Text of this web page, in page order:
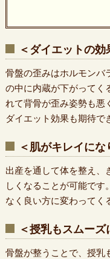
＜ダイエットの効
骨盤の歪みはホルモンバ
の中に内蔵が下がってく
れて背骨が歪み姿勢も悪
ダイエット効果も期待で
＜肌がキレイにな
出産を通して体を整え、
しくなることが可能です
なく良い方に変わってく
＜授乳もスムーズ
骨盤が整うことで、授乳